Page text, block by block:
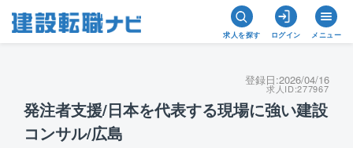
求人を探す ログイン メニュー
登録日:2026/04/16
求人ID:277967
発注者支援/日本を代表する現場に強い建設
コンサル/広島